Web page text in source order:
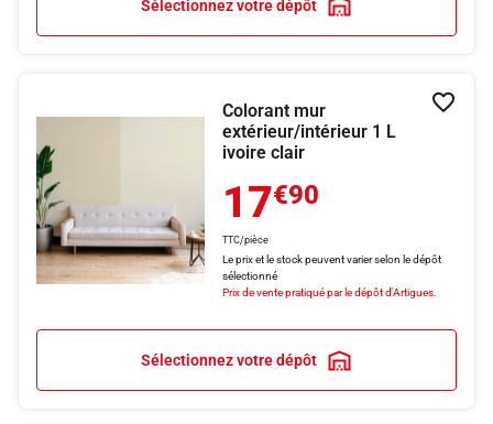
Sélectionnez votre dépôt
Colorant mur
extérieur/intérieur 1 L
ivoire clair
17€90
TTC/pièce
Le prix et le stock peuvent varier selon le dépôt
sélectionné
Prix de vente pratiqué par le dépôt d'Artigues.
Sélectionnez votre dépôt